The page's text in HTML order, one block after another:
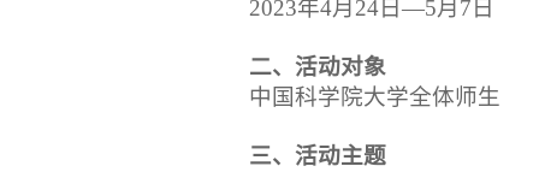
2023年4月24日—5月7日
二、活动对象
中国科学院大学全体师生
三、活动主题